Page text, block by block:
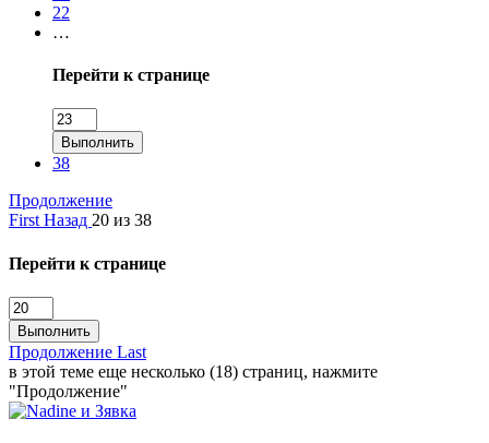
22
…
Перейти к странице
Выполнить
38
Продолжение
First Назад 20 из 38
Перейти к странице
Выполнить
Продолжение Last
в этой теме еще несколько (18) страниц, нажмите
"Продолжение"